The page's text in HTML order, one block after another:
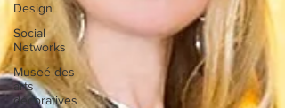
Design
Social
Networks
Museé des
arts
décoratives